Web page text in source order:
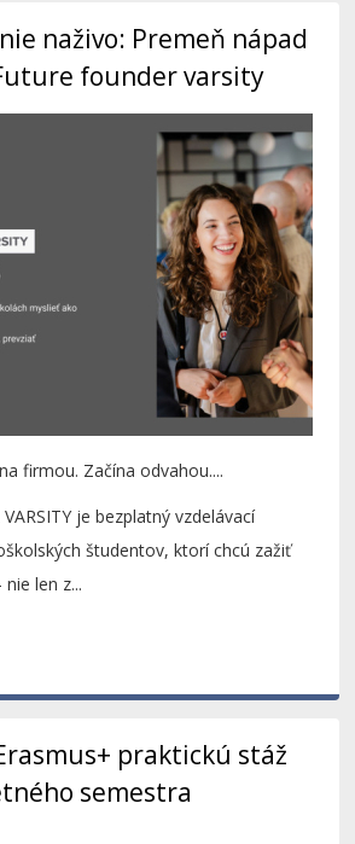
naživo: Premeň nápad
founder varsity
firmou. Začína odvahou....
VARSITY je bezplatný vzdelávací
študentov, ktorí chcú zažiť
len z...
praktickú stáž
semestra